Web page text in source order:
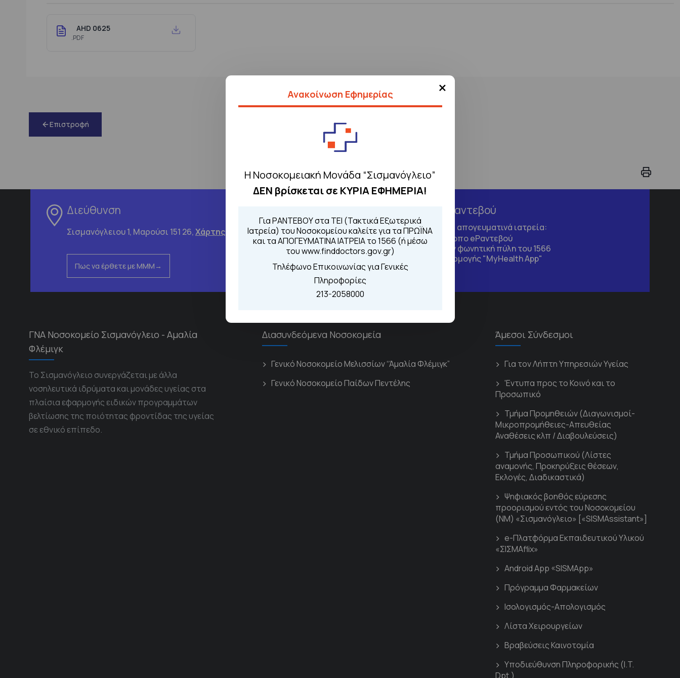
×
Ανακοίνωση Εφημερίας
Η Νοσοκομειακή Μονάδα “Σισμανόγλειο”
ΔΕΝ βρίσκεται σε ΚΥΡΙΑ ΕΦΗΜΕΡΙΑ!
Για ΡΑΝΤΕΒΟΥ στα ΤΕΙ (Τακτικά Εξωτερικά
Ιατρεία) του Νοσοκομείου καλείτε για τα ΠΡΩΪΝΑ
και τα ΑΠΟΓΕΥΜΑΤΙΝΑ ΙΑΤΡΕΙΑ το 1566 (ή μέσω
του www.finddoctors.gov.gr)
Τηλέφωνο Επικοινωνίας για Γενικές
Πληροφορίες
213-2058000
AHD 0625
.PDF
Επιστροφή
Διεύθυνση
Σισμανόγλειου 1, Μαρούσι 151 26,Χάρτης Περιοχής
Πως να έρθετε με ΜΜΜ
Τηλέφωνα για Ραντεβού
Για τα πρωινά και τα απογευματινά ιατρεία:
Από τον ιστότοποeΡαντεβού
Καλώντας στην φωνητική πύλη του 1566
Μέσω της εφαρμογής "MyHealth App"
ΓΝΑ Νοσοκομείο Σισμανόγλειο - Αμαλία
Φλέμιγκ
Το Σισμανόγλειο συνεργάζεται με άλλα
νοσηλευτικά ιδρύματα και μονάδες υγείας στα
πλαίσια εφαρμογής ειδικών προγραμμάτων
βελτίωσης της ποιότητας φροντίδας της υγείας
σε εθνικό επίπεδο.
Διασυνδεόμενα Νοσοκομεία
Γενικό Νοσοκομείο Μελισσίων “Άμαλία Φλέμιγκ”
Γενικό Νοσοκομείο Παίδων Πεντέλης
Άμεσοι Σύνδεσμοι
Για τον Λήπτη Υπηρεσιών Υγείας
'Εντυπα προς το Κοινό και το
Προσωπικό
Τμήμα Προμηθειών (Διαγωνισμοί-
Μικροπρομήθειες-Απευθείας
Αναθέσεις κλπ / Διαβουλεύσεις)
Τμήμα Προσωπικού (Λίστες
αναμονής, Προκηρύξεις θέσεων,
Εκλογές, Διαδικαστικά)
Ψηφιακός βοηθός εύρεσης
προορισμού εντός του Νοσοκομείου
(ΝΜ) «Σισμανόγλειο» [«SISMAssistant»]
e-Πλατφόρμα Εκπαιδευτικού Υλικού
«ΣΙΣΜΑflix»
Android App «SISMApp»
Πρόγραμμα Φαρμακείων
Ισολογισμός-Απολογισμός
Λίστα Χειρουργείων
Βραβεύσεις Καινοτομία
Υποδιεύθυνση Πληροφορικής (I.T.
Dpt.)